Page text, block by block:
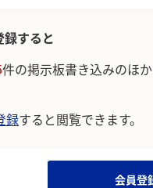
すると
件の掲示板書き込みのほか
録すると閲覧できます。
会員登